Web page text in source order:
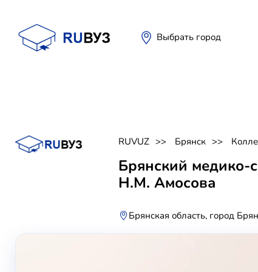
Выбрать город
RUVUZ Брянск
Брянский медико-
Н.М. Амосова
Брянская область, город